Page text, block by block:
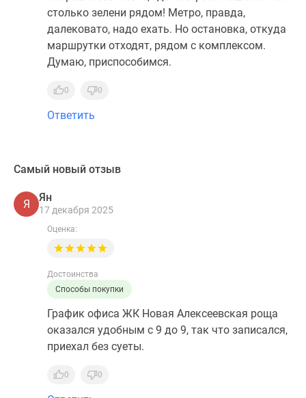
столько зелени рядом! Метро, правда,
далековато, надо ехать. Но остановка, откуда
маршрутки отходят, рядом с комплексом.
Думаю, приспособимся.
0 0
Ответить
Самый новый отзыв
Я
Ян
17 декабря 2025
Оценка:
Достоинства
Способы покупки
График офиса ЖК Новая Алексеевская роща
оказался удобным с 9 до 9, так что записался,
приехал без суеты.
0 0